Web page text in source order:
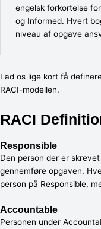
engelsk forkortelse
og Informed. Hvert
niveau af opgave
Lad os lige kort få
RACI-modellen.
RACI
Responsible
Den person der er
gennemføre opgaven.
person på Responsible,
Accountable
Personen under